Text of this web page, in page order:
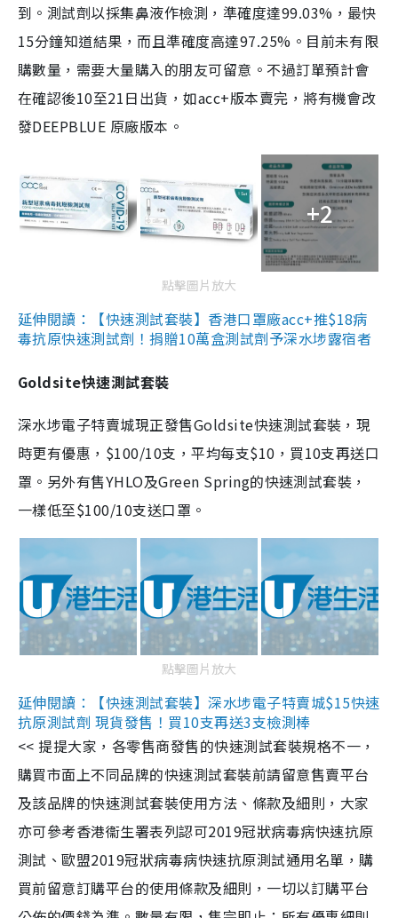
到。測試劑以採集鼻液作檢測，準確度達99.03%，最快
15分鐘知道結果，而且準確度高達97.25%。目前未有限
購數量，需要大量購入的朋友可留意。不過訂單預計會
在確認後10至21日出貨，如acc+版本賣完，將有機會改
發DEEPBLUE 原廠版本。
+2
點擊圖片放大
延伸閱讀：【快速測試套裝】香港口罩廠acc+推$18病
毒抗原快速測試劑！捐贈10萬盒測試劑予深水埗露宿者
Goldsite快速測試套裝
深水埗電子特賣城現正發售Goldsite快速測試套裝，現
時更有優惠，$100/10支，平均每支$10，買10支再送口
罩。另外有售YHLO及Green Spring的快速測試套裝，
一樣低至$100/10支送口罩。
點擊圖片放大
延伸閱讀：【快速測試套裝】深水埗電子特賣城$15快速
抗原測試劑 現貨發售！買10支再送3支檢測棒
<< 提提大家，各零售商發售的快速測試套裝規格不一，
購買市面上不同品牌的快速測試套裝前請留意售賣平台
及該品牌的快速測試套裝使用方法、條款及細則，大家
亦可參考香港衞生署表列認可2019冠狀病毒病快速抗原
測試、歐盟2019冠狀病毒病快速抗原測試通用名單，購
買前留意訂購平台的使用條款及細則，一切以訂購平台